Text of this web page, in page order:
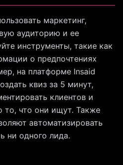
маркетинг,
аудиторию и ее
инструменты, такие как
о предпочтениях
на платформе Insaid
квиз за 5 минут,
клиентов и
то, что они ищут. Также
автоматизировать
ни одного лида.